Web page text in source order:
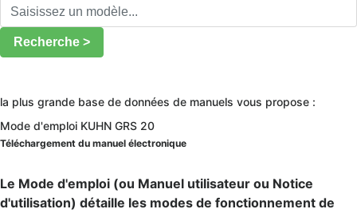
Recherche >
la plus grande base de données de manuels vous propose :
Mode d'emploi KUHN GRS 20
Téléchargement du manuel électronique
Le Mode d'emploi (ou Manuel utilisateur ou Notice
d'utilisation) détaille les modes de fonctionnement de